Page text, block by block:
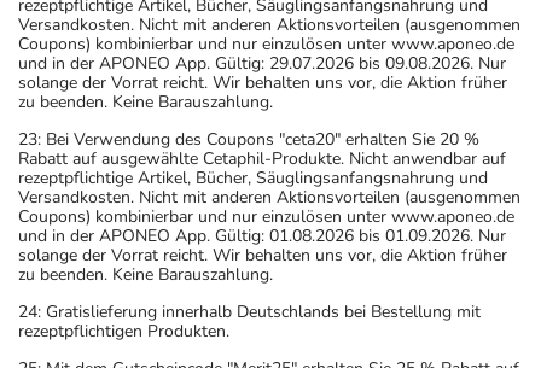
rezeptpflichtige Artikel, Bücher, Säuglingsanfangsnahrung und
Versandkosten. Nicht mit anderen Aktionsvorteilen (ausgenommen
Coupons) kombinierbar und nur einzulösen unter www.aponeo.de
und in der APONEO App. Gültig: 29.07.2026 bis 09.08.2026. Nur
solange der Vorrat reicht. Wir behalten uns vor, die Aktion früher
zu beenden. Keine Barauszahlung.
23: Bei Verwendung des Coupons "ceta20" erhalten Sie 20 %
Rabatt auf ausgewählte Cetaphil-Produkte. Nicht anwendbar auf
rezeptpflichtige Artikel, Bücher, Säuglingsanfangsnahrung und
Versandkosten. Nicht mit anderen Aktionsvorteilen (ausgenommen
Coupons) kombinierbar und nur einzulösen unter www.aponeo.de
und in der APONEO App. Gültig: 01.08.2026 bis 01.09.2026. Nur
solange der Vorrat reicht. Wir behalten uns vor, die Aktion früher
zu beenden. Keine Barauszahlung.
24: Gratislieferung innerhalb Deutschlands bei Bestellung mit
rezeptpflichtigen Produkten.